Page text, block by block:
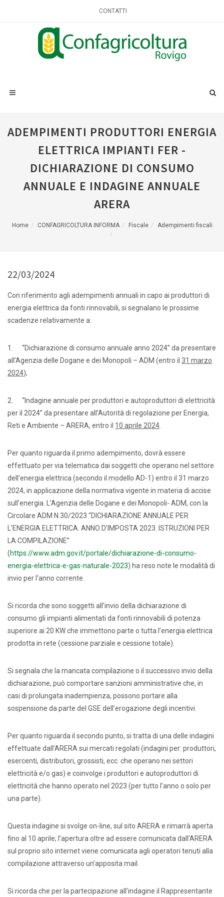
CONTATTI
ADEMPIMENTI PRODUTTORI ENERGIA
ELETTRICA IMPIANTI FER -
DICHIARAZIONE DI CONSUMO
ANNUALE E INDAGINE ANNUALE
ARERA
Home CONFAGRICOLTURA INFORMA Fiscale Adempimenti fiscali
22/03/2024
Con riferimento agli adempimenti annuali in capo ai produttori di
energia elettrica da fonti rinnovabili, si segnalano le prossime
scadenze relativamente a:
1. “Dichiarazione di consumo annuale anno 2024” da presentare
all’Agenzia delle Dogane e dei Monopoli – ADM (entro il 31 marzo
2024);
2. “Indagine annuale per produttori e autoproduttori di elettricità
per il 2024” da presentare all’Autorità di regolazione per Energia,
Reti e Ambiente – ARERA, entro il 10 aprile 2024
Per quanto riguarda il primo adempimento, dovrà essere
effettuato per via telematica dai soggetti che operano nel settore
dell'energia elettrica (secondo il modello AD-1) entro il 31 marzo
2024, in applicazione della normativa vigente in materia di accise
sull’energia. L’Agenzia delle Dogane e dei Monopoli- ADM, con la
Circolare ADM N.30/2023 “DICHIARAZIONE ANNUALE PER
L’ENERGIA ELETTRICA. ANNO D’IMPOSTA 2023. ISTRUZIONI PER
LA COMPILAZIONE”
(https://www.adm.gov.it/portale/dichiarazione-di-consumo-
energia-elettrica-e-gas-naturale-2023) ha reso note le modalità di
invio per l’anno corrente.
Si ricorda che sono soggetti all’invio della dichiarazione di
consumo gli impianti alimentati da fonti rinnovabili di potenza
superiore ai 20 KW che immettono parte o tutta l’energia elettrica
prodotta in rete (cessione parziale e cessione totale).
Si segnala che la mancata compilazione o il successivo invio della
dichiarazione, può comportare sanzioni amministrative che, in
casi di prolungata inadempienza, possono portare alla
sospensione da parte del GSE dell’erogazione degli incentivi.
Per quanto riguarda il secondo punto, si tratta di una delle indagini
effettuate dall’ARERA sui mercati regolati (indagini per: produttori,
esercenti, distributori, grossisti, ecc. che operano nei settori
elettricità e/o gas) e coinvolge i produttori e autoproduttori di
elettricità che hanno operato nel 2023 (per tutto l’anno o solo per
una parte).
Questa indagine si svolge on-line, sul sito ARERA e rimarrà aperta
fino al 10 aprile; l’apertura oltre ad essere comunicata dall’ARERA
sul proprio sito internet viene comunicata agli operatori tenuti alla
compilazione attraverso un’apposita mail.
Si ricorda che per la partecipazione all’indagine il Rappresentante